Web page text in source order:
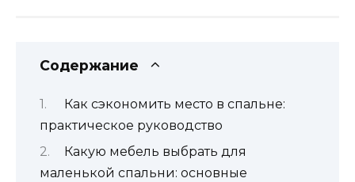
Содержание
Как сэкономить место в спальне:
практическое руководство
Какую мебель выбрать для
маленькой спальни: основные